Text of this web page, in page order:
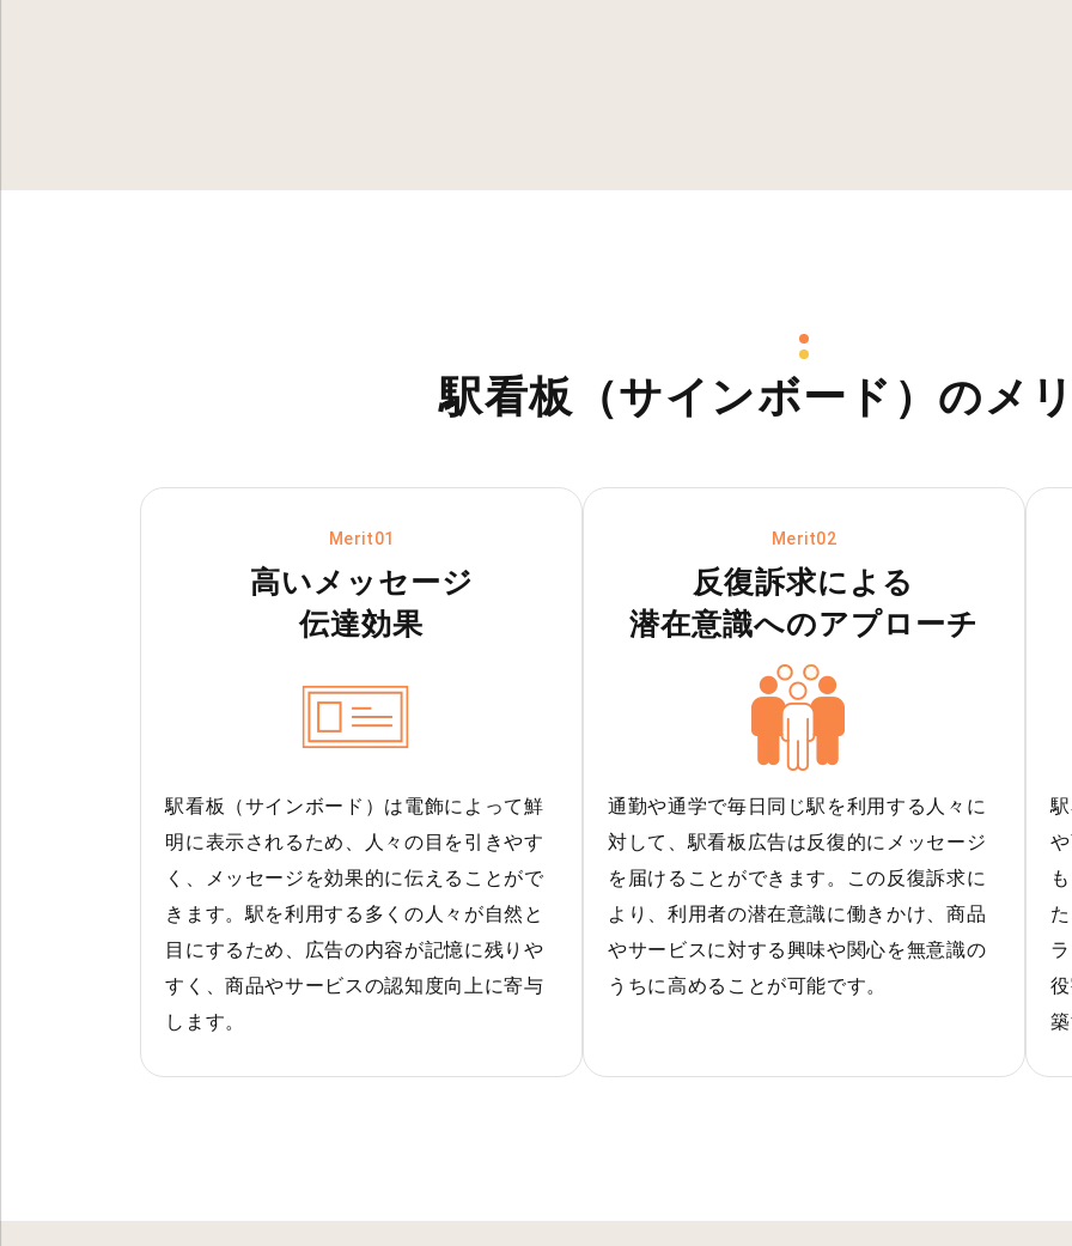
駅看板（サインボード） のメ
Merit01
高いメッセージ
伝達効果
駅看板（サインボード）は電飾によって鮮
明に表示されるため、人々の目を引きやす
く、メッセージを効果的に伝えることがで
きます。駅を利用する多くの人々が自然と
目にするため、広告の内容が記憶に残りや
すく、商品やサービスの認知度向上に寄与
します。
Merit02
反復訴求による
潜在意識へのアプローチ
通勤や通学で毎日同じ駅を利用する人々に
対して、駅看板広告は反復的にメッセージ
を届けることができます。この反復訴求に
より、利用者の潜在意識に働きかけ、商品
やサービスに対する興味や関心を無意識の
うちに高めることが可能です。